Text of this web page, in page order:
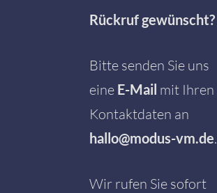
Rückruf gewünscht?
Bitte senden Sie uns
eine E-Mail mit Ihren
Kontaktdaten an
hallo@modus-vm.de.
Wir rufen Sie sofort